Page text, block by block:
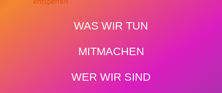
entsperren
WAS WIR TUN
MITMACHEN
WER WIR SIND